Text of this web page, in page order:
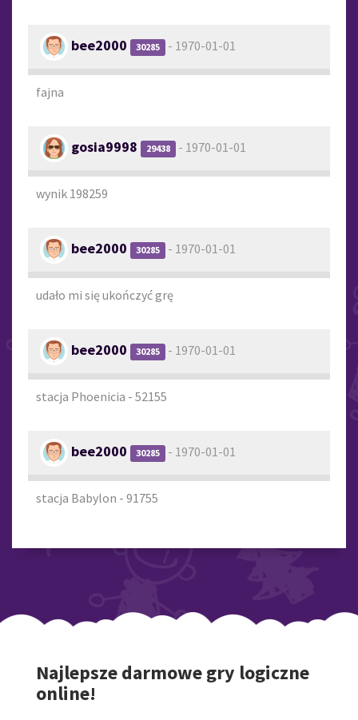
bee2000 30285 - 1970-01-01
fajna
gosia9998 29438 - 1970-01-01
wynik 198259
bee2000 30285 - 1970-01-01
udało mi się ukończyć grę
bee2000 30285 - 1970-01-01
stacja Phoenicia - 52155
bee2000 30285 - 1970-01-01
stacja Babylon - 91755
Najlepsze darmowe gry logiczne
online!